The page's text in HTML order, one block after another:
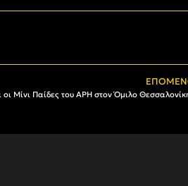
οι Μίνι Παίδες του ΑΡΗ στον Όμιλο